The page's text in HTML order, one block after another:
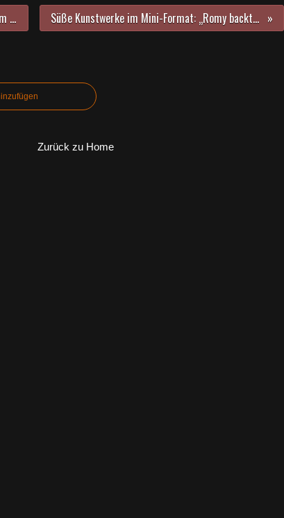
Junge Union Veitshöchheim beim Starkbieranstich mit Markus Söder Süße Kunstwerke im Mini-Format: „Romy backt“ mit der Veitshöchheimer Konditormeisterin Theresa Götz 🎂✨
Zurück zu Home